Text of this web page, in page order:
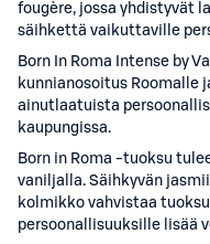
fougère, jossa yhdistyvät
säihkettä vaikuttaville
Born In Roma Intense by
kunnianosoitus Roomalle
ainutlaatuista
kaupungissa.
Born in Roma -tuoksu
vaniljalla. Säihkyvän
kolmikko vahvistaa
persoonallisuuksille lisää